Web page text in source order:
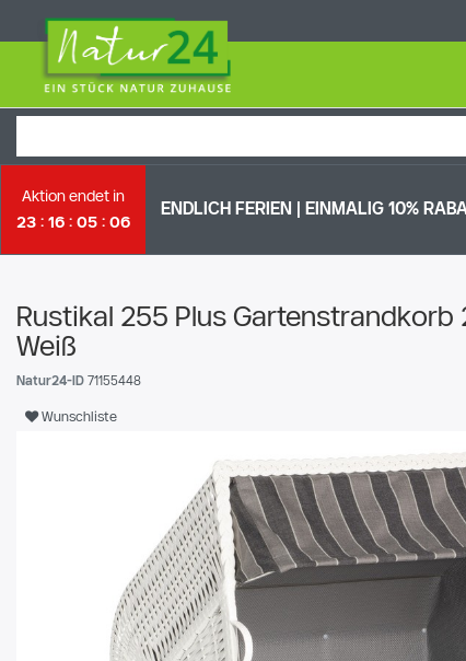
Aktion endet in
23
16 05 05
ENDLICH FERIEN | EI NMALIG 10%
Rustikal 255 Plus
Weiß
Natur24-ID 71155448
Wunschliste